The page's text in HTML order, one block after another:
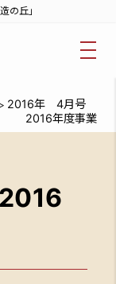
の丘」
> 2016年 4月号
2016年度事業